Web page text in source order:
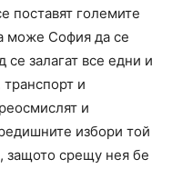
поставят големите
може София да се
се залагат все едни и
и
и
избори той
защото срещу нея бе